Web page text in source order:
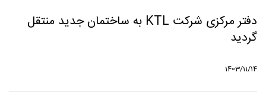
دفتر مرکزی شرکت KTL به ساختمان جدید منتقل
گردید
1403/11/14